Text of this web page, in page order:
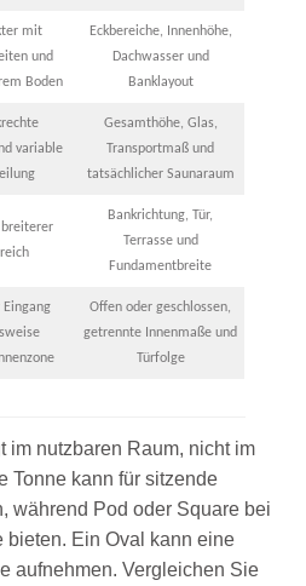
mit
und
Boden
Eckbereiche, Innenhöhe,
Dachwasser und
Banklayout
variable
Gesamthöhe, Glas,
Transportmaß und
tatsächlicher Saunaraum
Bankrichtung, Tür,
Terrasse und
Fundamentbreite
Offen oder geschlossen,
getrennte Innenmaße und
Türfolge
im nutzbaren Raum, nicht im
Tonne kann für sitzende
während Pod oder Square bei
bieten. Ein Oval kann eine
aufnehmen. Vergleichen Sie